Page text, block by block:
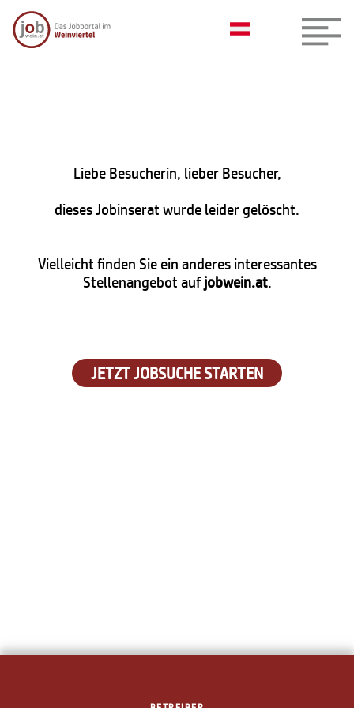
Liebe Besucherin, lieber Besucher,
dieses Jobinserat wurde leider gelöscht.
Vielleicht finden Sie ein anderes interessantes
Stellenangebot aufjobwein.at.
JETZT JOBSUCHE STARTEN